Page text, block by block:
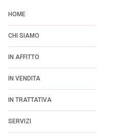
HOME
CHI SIAMO
IN AFFITTO
IN VENDITA
IN TRATTATIVA
SERVIZI